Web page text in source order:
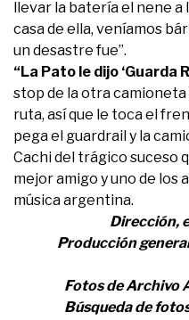
llevar la batería el nene a
casa de ella, veníamos
un desastre fue”.
“La Pato le dijo ‘Guarda
stop de la otra camioneta
ruta, así que le toca el
pega el guardrail y la
Cachi del trágico suceso
mejor amigo y uno de los
música argentina.
Dirección,
Producción
Fotos de Archivo
Búsqueda de